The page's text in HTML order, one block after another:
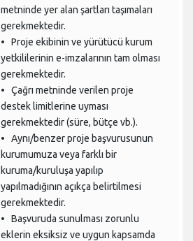
metninde yer alan şartları taşımaları
gerekmektedir.
• Proje ekibinin ve yürütücü kurum
yetkililerinin e-imzalarının tam olması
gerekmektedir.
• Çağrı metninde verilen proje
destek limitlerine uyması
gerekmektedir (süre, bütçe vb.).
• Aynı/benzer proje başvurusunun
kurumumuza veya farklı bir
kuruma/kuruluşa yapılıp
yapılmadığının açıkça belirtilmesi
gerekmektedir.
• Başvuruda sunulması zorunlu
eklerin eksiksiz ve uygun kapsamda